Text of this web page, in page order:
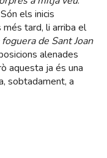
els inicis
més tard, li arriba el
foguera de Sant Joan
alenades
aquesta ja és una
sobtadament, a